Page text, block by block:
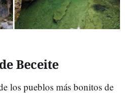
Beceite
los pueblos más bonitos de